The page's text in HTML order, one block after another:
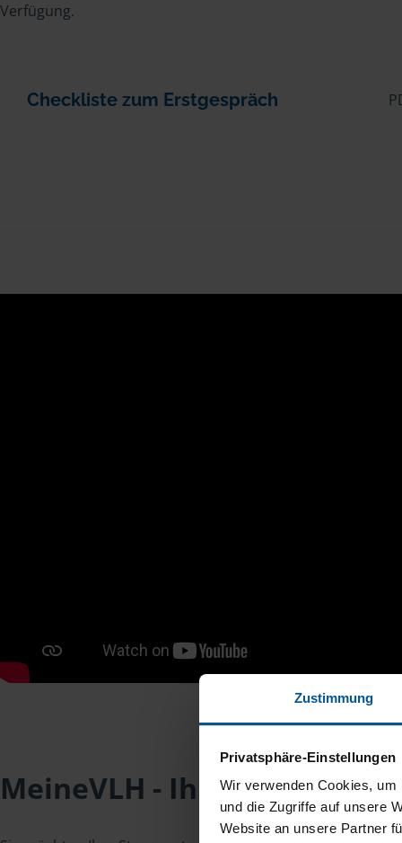
Zustimmung
Privatsphäre-Einstellungen
Wir verwenden Cookies,
und die Zugriffe auf unsere
Website an unsere Partner
Verfügung.
Checkliste zum Erstgespräch
MeineVLH - Ihr